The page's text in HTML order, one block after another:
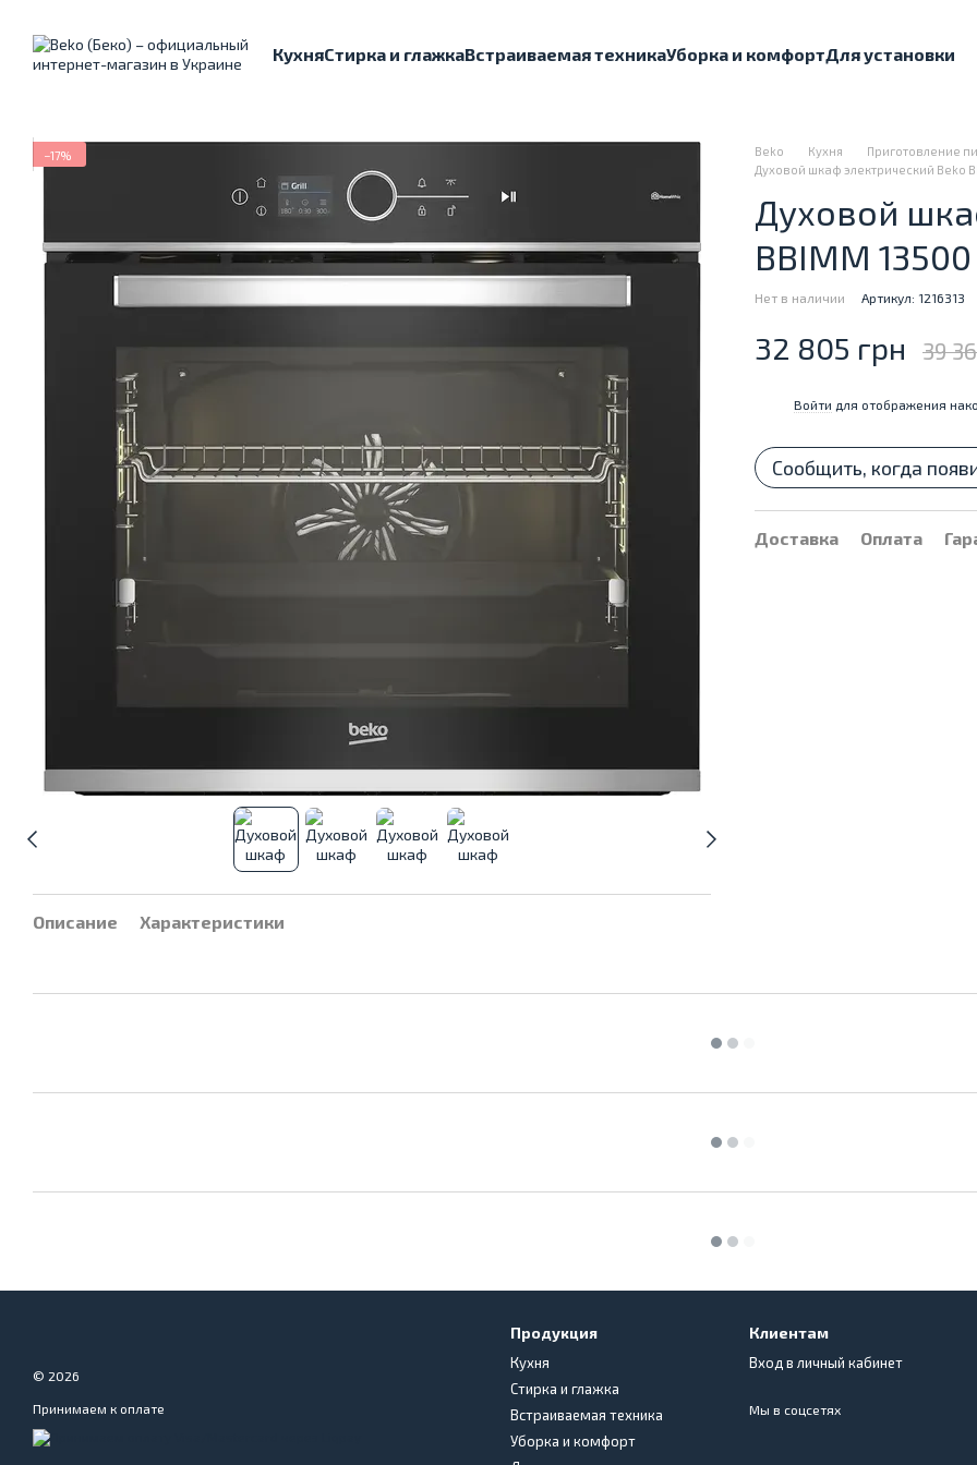
КухняСтирка и глажкаВстраиваемая техникаУборка и комфортДля установки
−17%
Описание Характеристики
Beko Кухня Приготовление
Духовой шкаф электрический Beko
Духовой
BBIMM
Нет в наличии Артикул: 1216313
32 805 грн 39
Войти для отображения
Сообщить, когда
Доставка Оплата
© 2026
Принимаем к оплате
Продукция
Кухня
Стирка и глажка
Встраиваемая техника
Уборка и комфорт
Клиентам
Вход в личный кабинет
Мы в соцсетях